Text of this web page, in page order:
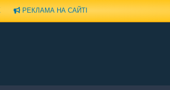
РЕКЛАМА НА САЙТІ